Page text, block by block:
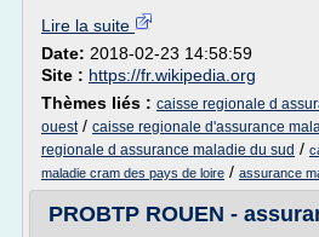
Lire la suite
Date: 2018-02-23 14:58:59
Site : https://fr.wikipedia.org
Thèmes liés : caisse regionale d
ouest/ caisse regionale d'assurance
regionale d assurance maladie du sud /
maladie cram des pays de loire / assurance
PROBTP ROUEN -